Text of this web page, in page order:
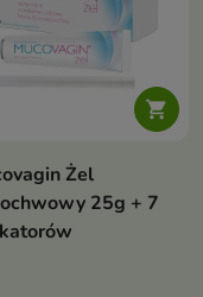

Żel
25g + 7